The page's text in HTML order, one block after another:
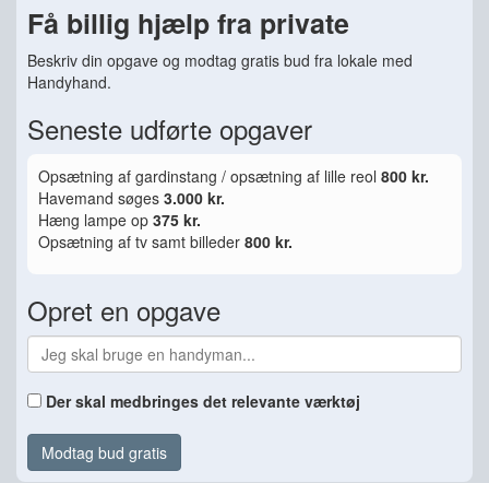
Få billig hjælp fra private
Beskriv din opgave og modtag gratis bud fra lokale med
Handyhand.
Seneste udførte opgaver
Opsætning af gardinstang / opsætning af lille reol 800 kr.
Havemand søges 3.000 kr.
Hæng lampe op 375 kr.
Opsætning af tv samt billeder 800 kr.
Opret en opgave
Der skal medbringes det relevante værktøj
Modtag bud gratis